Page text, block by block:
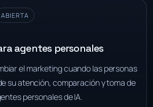
ABIERTA
agentes personales
el marketing cuando las personas
su atención, comparación y toma de
personales de IA.